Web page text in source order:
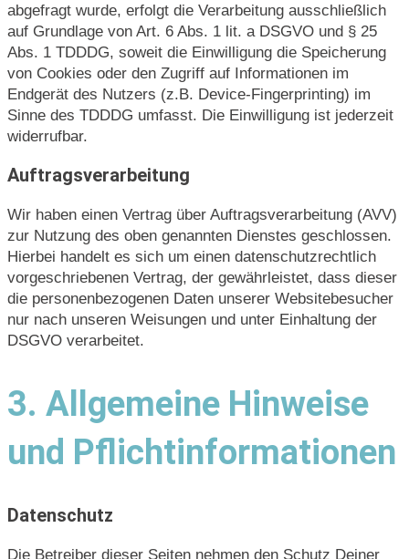
abgefragt wurde, erfolgt die Verarbeitung ausschließlich
auf Grundlage von Art. 6 Abs. 1 lit. a DSGVO und § 25
Abs. 1 TDDDG, soweit die Einwilligung die Speicherung
von Cookies oder den Zugriff auf Informationen im
Endgerät des Nutzers (z.B. Device-Fingerprinting) im
Sinne des TDDDG umfasst. Die Einwilligung ist jederzeit
widerrufbar.
Auftragsverarbeitung
Wir haben einen Vertrag über Auftragsverarbeitung (AVV)
zur Nutzung des oben genannten Dienstes geschlossen.
Hierbei handelt es sich um einen datenschutzrechtlich
vorgeschriebenen Vertrag, der gewährleistet, dass dieser
die personenbezogenen Daten unserer Websitebesucher
nur nach unseren Weisungen und unter Einhaltung der
DSGVO verarbeitet.
3. Allgemeine Hinweise
und Pflichtinformationen
Datenschutz
Die Betreiber dieser Seiten nehmen den Schutz Deiner